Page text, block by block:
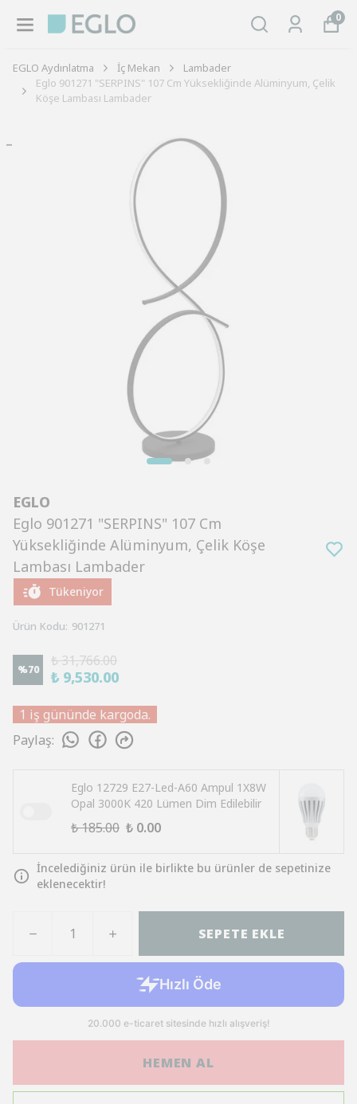
0
EGLO Aydınlatma İç Mekan
Lambader
Eglo 901271 "SERPINS" 107 Cm Yüksekliğinde Alüminyum, Çelik
Köşe Lambası Lambader
EGLO
Eglo 901271 "SERPINS" 107 Cm
Yüksekliğinde Alüminyum, Çelik Köşe
Lambası Lambader
Tükeniyor
Ürün Kodu: 901271
%70
₺ 31,766.00
₺ 9,530.00
1 iş gününde kargoda.
Paylaş:
Eglo 12729 E27-Led-A60 Ampul 1X8W
Opal 3000K 420 Lümen Dim Edilebilir
₺ 185.00 ₺ 0.00
İncelediğiniz ürün ile birlikte bu ürünler de sepetinize
eklenecektir!
SEPETE EKLE
HEMEN AL